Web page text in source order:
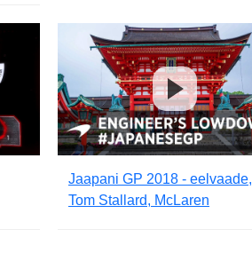
Jaapani GP 2018 - eelvaade,
Tom Stallard, McLaren